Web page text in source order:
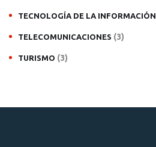
TECNOLOGÍA DE LA INFORMACIÓN
TELECOMUNICACIONES (3)
TURISMO (3)